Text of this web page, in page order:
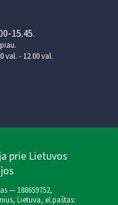
15.45.
val. - 12.00 val.
prie Lietuvos
— 188659752,
Lietuva, el.paštas: